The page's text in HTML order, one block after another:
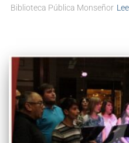
Biblioteca Pública Monseñor